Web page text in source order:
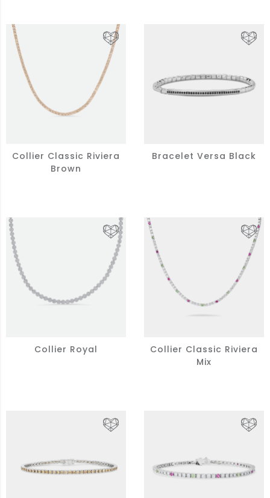
Collier Classic Riviera
Brown
Bracelet Versa Black
Collier Royal
Collier Classic Riviera
Mix